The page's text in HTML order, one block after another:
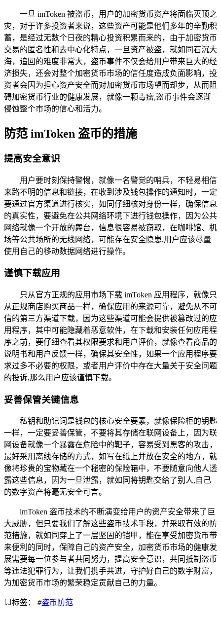
一旦 imToken 被盗币，用户的加密货币资产将面临灭顶之
灾，对于许多投资者来说，这些资产可能是他们多年的辛勤积
蓄，是经过无数个日夜的精心投资积累而来的，由于加密货币
交易的匿名性和去中心化特点，一旦资产被盗，就如同石沉大
海，追回的难度非常大，盗币事件不仅会给用户带来巨大的经
济损失，还会对整个加密货币市场的信任度造成负面影响，投
资者会因为担心资产安全而对加密货币市场望而却步，从而阻
碍加密货币行业的健康发展，就像一颗毒瘤,盗币事件会逐渐
侵蚀整个市场的信心和活力。
防范 imToken 盗币的措施
提高安全意识
用户要时刻保持警惕，就像一名警觉的哨兵，不轻易相信
来路不明的信息和链接，在收到涉及钱包操作的通知时，一定
要通过官方渠道进行核实，如同仔细核对身份一样，确保信息
的真实性，要避免在公共网络环境下进行钱包操作，因为公共
网络就像一个开放的舞台，信息很容易被窃取，在咖啡馆、机
场等公共场所的无线网络，可能存在安全隐患,用户应该尽量
使用自己的移动数据网络进行操作。
谨慎下载应用
只从官方正规的应用市场下载 imToken 应用程序，就像只
从正规商店购买商品一样，确保应用的来源可靠，避免从不可
信的第三方渠道下载，因为这些渠道可能会提供被篡改过的应
用程序，其中可能隐藏着恶意软件，在下载和安装任何应用程
序之前，要仔细查看其权限要求和用户评价，就像查看商品的
说明书和用户反馈一样，确保其安全性，如果一个应用程序要
求过多不必要的权限，或者用户评价中存在大量关于安全问题
的投诉,那么用户应该谨慎下载。
妥善保管关键信息
私钥和助记词是钱包的核心安全要素，就像保险柜的钥匙
一样，一定要妥善保管，不要将其存储在联网设备上，因为联
网设备就像一个暴露在危险中的靶子，容易受到黑客的攻击，
最好采用离线存储的方式，如写在纸上并放在安全的地方，就
像将珍贵的宝物藏在一个秘密的保险箱中，不要随意向他人透
露这些信息，因为一旦泄露，就如同将钥匙交给了别人,自己
的数字资产将毫无安全可言。
imToken 盗币技术的不断演变给用户的资产安全带来了巨
大威胁，但只要我们了解这些盗币技术手段，并采取有效的防
范措施，就如同穿上了一层坚固的铠甲，能在享受加密货币带
来便利的同时，保障自己的资产安全，加密货币市场的健康发
展需要每一位参与者共同努力，提高安全意识，共同抵制盗币
等违法犯罪行为，让我们携手共进，守护好自己的数字财富，
为加密货币市场的繁荣稳定贡献自己的力量。
标签： #盗币防范